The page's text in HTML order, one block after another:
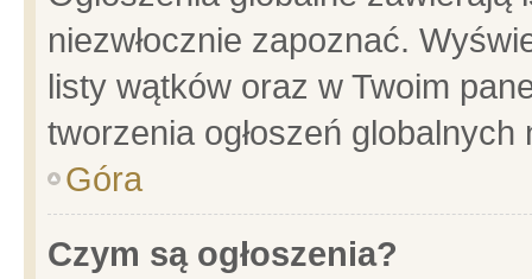
niezwłocznie zapoznać.
listy wątków oraz w Twoim
tworzenia ogłoszeń
Góra
Czym są ogłoszenia?